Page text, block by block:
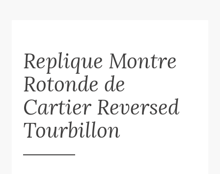
Replique Montre
Rotonde de
Cartier Reversed
Tourbillon